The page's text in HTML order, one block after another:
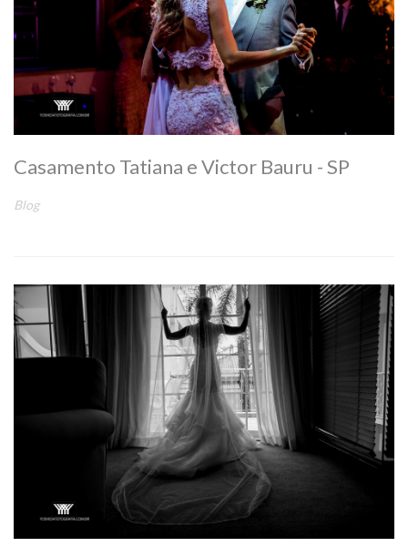
Casamento Tatiana e Victor Bauru - SP
Blog